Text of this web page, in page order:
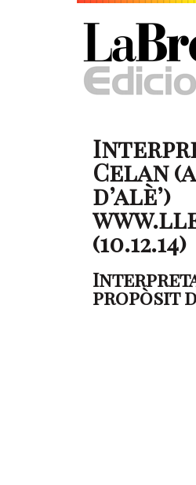
Celan
d’alè’)
(10.12.14)
propòsit